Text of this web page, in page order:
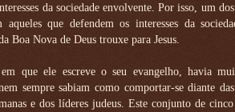
da sociedade envolvente. Por isso, um
que defendem os interesses da
Boa Nova de Deus trouxe para Jesus.
que ele escreve o seu evangelho, havia
sempre sabiam como comportar-se diante
e dos líderes judeus. Este conjunto de